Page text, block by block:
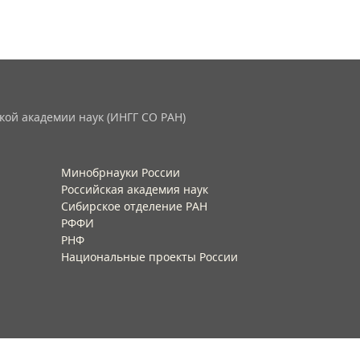
академии наук (ИНГГ СО РАН)
Минобрнауки России
Российская академия наук
Сибирское отделение РАН
РФФИ
РНФ
Национальные проекты России